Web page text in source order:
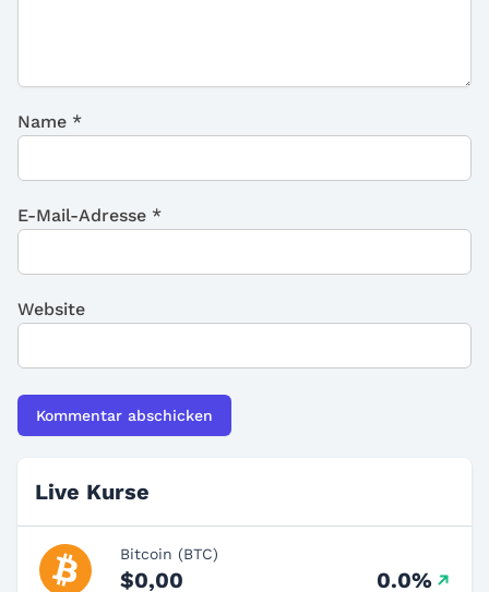
Name *
E-Mail-Adresse *
Website
Live Kurse
Bitcoin (BTC)
$0,00 0.0%